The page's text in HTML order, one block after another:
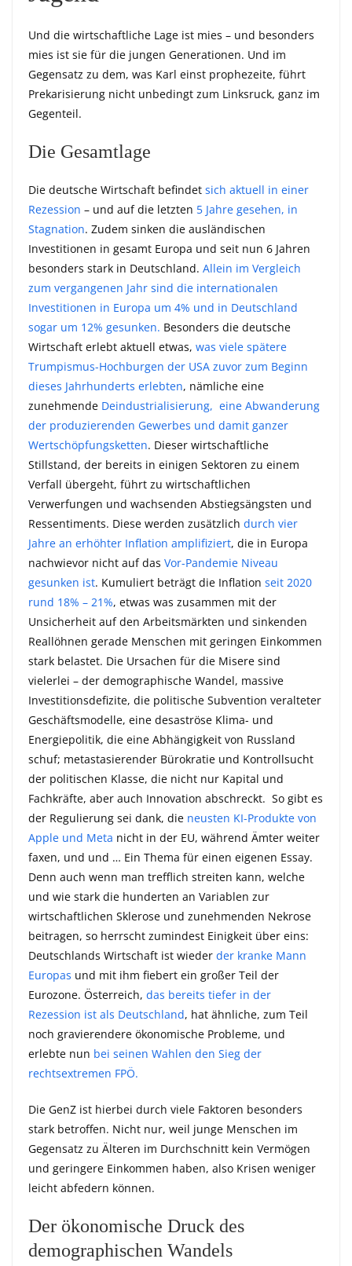
Und die wirtschaftliche Lage ist mies – und besonders
mies ist sie für die jungen Generationen. Und im
Gegensatz zu dem, was Karl einst prophezeite, führt
Prekarisierung nicht unbedingt zum Linksruck, ganz im
Gegenteil.
Die Gesamtlage
Die deutsche Wirtschaft befindet sich aktuell in einer
Rezession – und auf die letzten 5 Jahre gesehen, in
Stagnation. Zudem sinken die ausländischen
Investitionen in gesamt Europa und seit nun 6 Jahren
besonders stark in Deutschland. Allein im Vergleich
zum vergangenen Jahr sind die internationalen
Investitionen in Europa um 4% und in Deutschland
sogar um 12% gesunken. Besonders die deutsche
Wirtschaft erlebt aktuell etwas, was viele spätere
Trumpismus-Hochburgen der USA zuvor zum Beginn
dieses Jahrhunderts erlebten, nämliche eine
zunehmende Deindustrialisierung, eine Abwanderung
der produzierenden Gewerbes und damit ganzer
Wertschöpfungsketten. Dieser wirtschaftliche
Stillstand, der bereits in einigen Sektoren zu einem
Verfall übergeht, führt zu wirtschaftlichen
Verwerfungen und wachsenden Abstiegsängsten und
Ressentiments. Diese werden zusätzlich durch vier
Jahre an erhöhter Inflation amplifiziert, die in Europa
nachwievor nicht auf das Vor-Pandemie Niveau
gesunken ist. Kumuliert beträgt die Inflation seit 2020
rund 18% – 21%, etwas was zusammen mit der
Unsicherheit auf den Arbeitsmärkten und sinkenden
Reallöhnen gerade Menschen mit geringen Einkommen
stark belastet. Die Ursachen für die Misere sind
vielerlei – der demographische Wandel, massive
Investitionsdefizite, die politische Subvention veralteter
Geschäftsmodelle, eine desaströse Klima- und
Energiepolitik, die eine Abhängigkeit von Russland
schuf; metastasierender Bürokratie und Kontrollsucht
der politischen Klasse, die nicht nur Kapital und
Fachkräfte, aber auch Innovation abschreckt. So gibt es
der Regulierung sei dank, die neusten KI-Produkte von
Apple und Meta nicht in der EU, während Ämter weiter
faxen, und und … Ein Thema für einen eigenen Essay.
Denn auch wenn man trefflich streiten kann, welche
und wie stark die hunderten an Variablen zur
wirtschaftlichen Sklerose und zunehmenden Nekrose
beitragen, so herrscht zumindest Einigkeit über eins:
Deutschlands Wirtschaft ist wieder der kranke Mann
Europas und mit ihm fiebert ein großer Teil der
Eurozone. Österreich, das bereits tiefer in der
Rezession ist als Deutschland, hat ähnliche, zum Teil
noch gravierendere ökonomische Probleme, und
erlebte nun bei seinen Wahlen den Sieg der
rechtsextremen FPÖ.
Die GenZ ist hierbei durch viele Faktoren besonders
stark betroffen. Nicht nur, weil junge Menschen im
Gegensatz zu Älteren im Durchschnitt kein Vermögen
und geringere Einkommen haben, also Krisen weniger
leicht abfedern können.
Der ökonomische Druck des
demographischen Wandels